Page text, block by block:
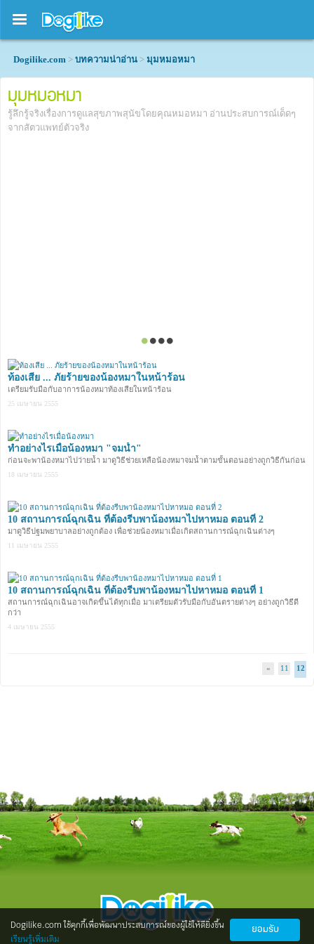
Dogilike.com > บทความน่าอ่าน > มุมหมอหมา
มุมหมอหมา
รู้ลึกรู้จริงเรื่องการดูแลสุขภาพสุนัขโดยคุณหมอหมา อ่านประสบการณ์เด็ดๆ
จากสัตวแพทย์ตัวจริง
ท้องเสีย ... ภัยร้ายของน้องหมาในหน้าร้อน
เตรียมรับมือกับอาการน้องหมาท้องเสียในหน้าร้อน
25 เมษายน 2555
ทำอย่างไรเมื่อน้องหมา "จมน้ำ"
ก่อนจะพาน้องหมาไปว่ายน้ำ มาดูวิธีช่วยเหลือน้องหมาจมน้ำตามขั้นตอนอย่างถูกวิธีกันก่อน
18 เมษายน 2555
10 สถานการณ์ฉุกเฉิน ที่ต้องรีบพาน้องหมาไปหาหมอ ตอนที่ 2
มาดูวิธีปฐมพยาบาลอย่างถูกต้อง เพื่อช่วยน้องหมาเมื่อเกิดสถานการณ์ฉุกเฉินต่างๆ
11 เมษายน 2555
10 สถานการณ์ฉุกเฉิน ที่ต้องรีบพาน้องหมาไปหาหมอ ตอนที่ 1
สถานการณ์ฉุกเฉินอาจเกิดขึ้นได้ทุกเมื่อ มาเตรียมตัวรับมือกับอันตรายต่างๆ อย่างถูกวิธีดี
กว่า
4 เมษายน 2555
« 11 12
Dogilike.com ใช้คุกกี้เพื่อพัฒนาประสบการณ์ของผู้ใช้ให้ดียิ่งขึ้น
เรียนรู้เพิ่มเติม
ยอมรับ